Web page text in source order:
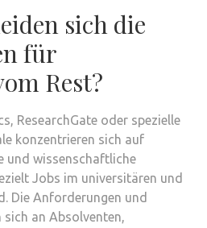
sich die
für
Rest?
ResearchGate oder spezielle
konzentrieren sich auf
und wissenschaftliche
Jobs im universitären und
Die Anforderungen und
an Absolventen,